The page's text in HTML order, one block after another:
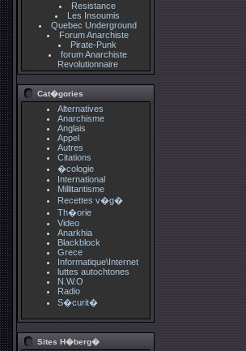
Resistance
Les Insoumis
Quebec Underground
Forum Anarchiste
Pirate-Punk
forum Anarchiste
Revolutionnaire
Cat�gories
Alternatives
Anarchisme
Anglais
Appel
Autres
Citations
�cologie
International
Millitantisme
Recettes v�g�
Th�orie
Video
Anarkhia
Blackblock
Grece
Informatique\Internet
luttes autochtones
N.W.O
Radio
S�curit�
Sites H�berg�